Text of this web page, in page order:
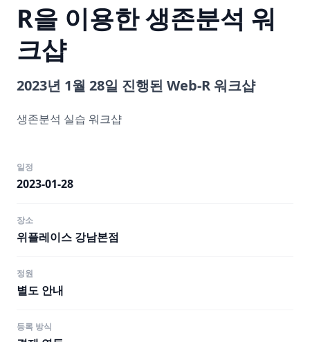
R을 이용한 생존분석 워
크샵
2023년 1월 28일 진행된 Web-R 워크샵
생존분석 실습 워크샵
일정
2023-01-28
장소
위플레이스 강남본점
정원
별도 안내
등록 방식